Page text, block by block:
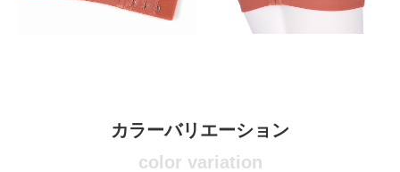
カラーバリエーション
color variation